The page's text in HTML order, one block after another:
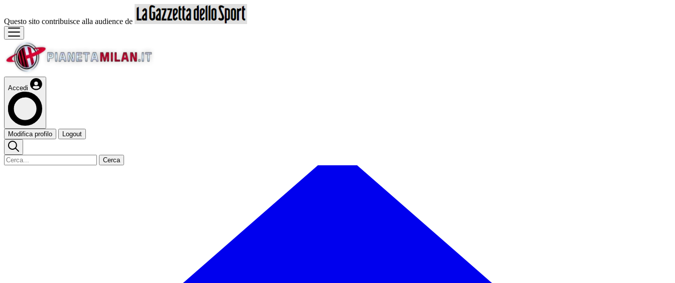
Questo sito contribuisce alla audience de
Accedi
Modifica profilo Logout
Cerca